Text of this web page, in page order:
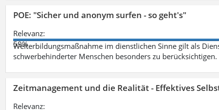
POE: "Sicher und anonym surfen - so geht's"
Relevanz:
59%
Weiterbildungsmaßnahme im dienstlichen Sinne gilt als
schwerbehinderter Menschen besonders zu berücksichtigen.
Zeitmanagement und die Realität - Effektives
Relevanz: